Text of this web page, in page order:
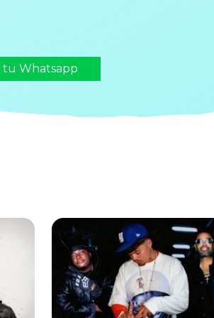
tu Whatsapp